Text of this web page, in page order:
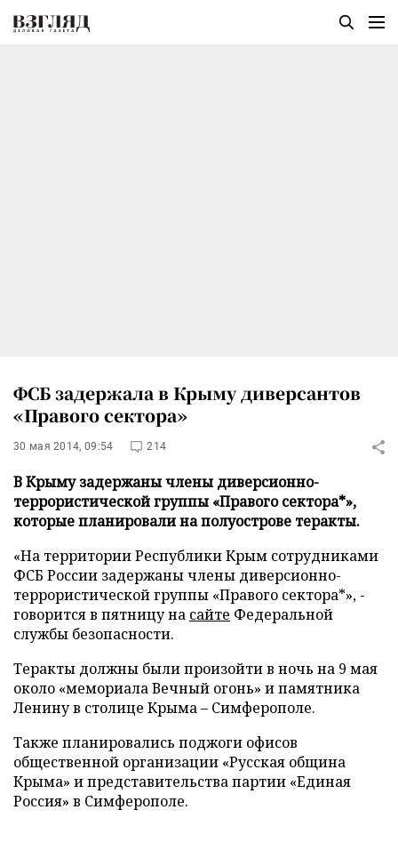
ФСБ задержала в Крыму диверсантов
«Правого сектора»
30 мая 2014, 09:54 214
В Крыму задержаны члены диверсионно-
террористической группы «Правого сектора*»,
которые планировали на полуострове теракты.
«На территории Республики Крым сотрудниками
ФСБ России задержаны члены диверсионно-
террористической группы «Правого сектора*», -
говорится в пятницу на сайте Федеральной
службы безопасности.
Теракты должны были произойти в ночь на 9 мая
около «мемориала Вечный огонь» и памятника
Ленину в столице Крыма – Симферополе.
Также планировались поджоги офисов
общественной организации «Русская община
Крыма» и представительства партии «Единая
Россия» в Симферополе.